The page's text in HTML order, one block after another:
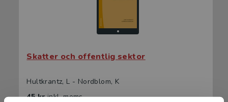
Skatter och offentlig sektor
Hultkrantz, L - Nordblom, K
45 krinkl. moms